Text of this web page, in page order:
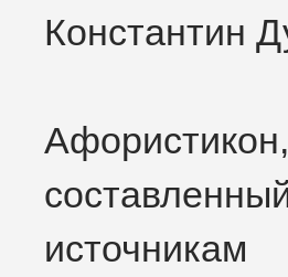
Константин
источникам